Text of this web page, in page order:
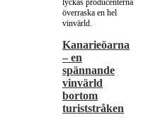
lyckas producenterna
överraska en hel
vinvärld.
Kanarieöarna
– en
spännande
vinvärld
bortom
turiststråken